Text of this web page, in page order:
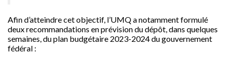
Afin d’atteindre cet objectif, l’UMQ a notamment formulé
deux recommandations en prévision du dépôt, dans quelques
semaines, du plan budgétaire 2023-2024 du gouvernement
fédéral :